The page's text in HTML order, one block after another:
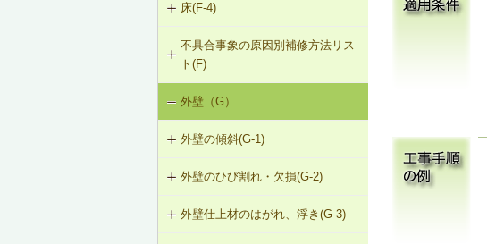
え、基礎天端レベル調整
K-1-501 基礎をジャッキアップのう
え、鋼管圧入工法
K-1-502 基礎をジャッキアップのう
F-1-103 H形鋼による梁の補強
F-1-104 添え梁による梁の補強
面）
F-1-106 梁の交換
F-1-107 梁と柱の仕口部分を添え柱
F-2-102 下地合板の張替え（根太を
含む）
F-3-101 下地合板の留付け直し
F-3-102 床鳴りの補修
床(F-4)
F-4-001 ビニル床シートの張替え
F-4-002 カーペットの張替え
F-4-501 フローリングの張替え
不具合事象の原因別補修方法リス
ト(F)
床の傾斜（F-1）
床のたわみ（F-2）
床鳴り（F-3）
外壁（G）
外壁の傾斜(G-1)
G-1-101 柱の交換
G-1-102 耐力壁（筋かい）の新設
外壁のひび割れ・欠損(G-2)
G-2-101 モルタル塗替え（下地込
み）
外壁仕上材のはがれ、浮き(G-3)